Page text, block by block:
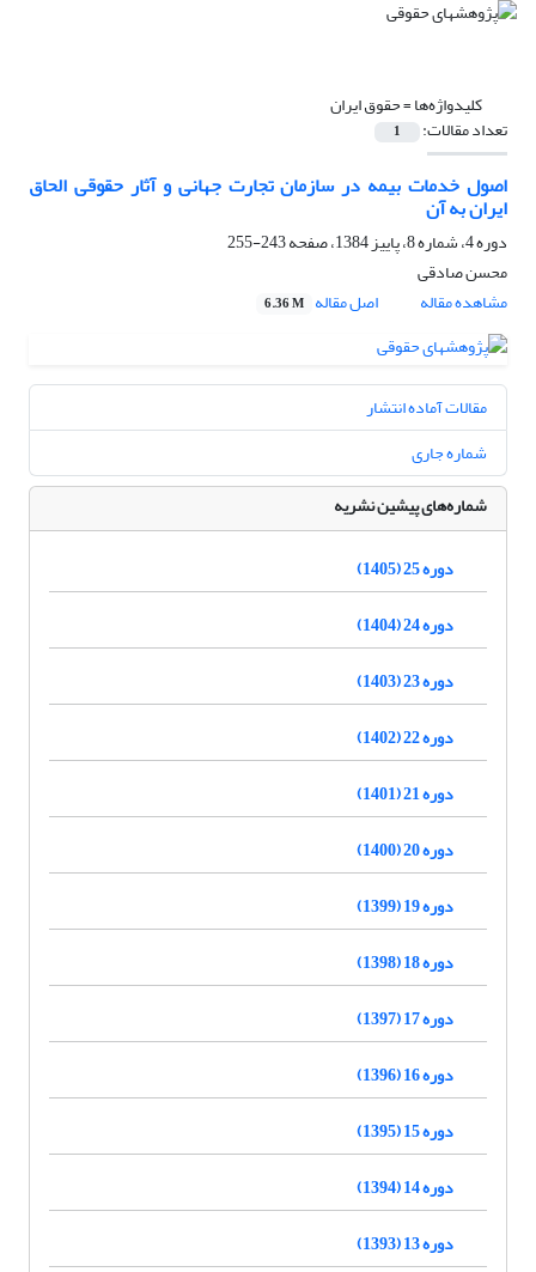
کلیدواژه‌ها =حقوق ایران‌
تعداد مقالات: 1
اصول‌ خدمات‌ بیمه‌ در سازمان‌ تجارت‌ جهانی‌ و آثار حقوقی‌ الحاق
ایران‌ به‌ آن
دوره 4، شماره 8، پاییز 1384، صفحه
243-255
محسن صادقی
مشاهده مقاله
اصل مقاله 6.36 M
مقالات آماده انتشار
شماره جاری
شماره‌های پیشین نشریه
دوره 25 (1405)
دوره 24 (1404)
دوره 23 (1403)
دوره 22 (1402)
دوره 21 (1401)
دوره 20 (1400)
دوره 19 (1399)
دوره 18 (1398)
دوره 17 (1397)
دوره 16 (1396)
دوره 15 (1395)
دوره 14 (1394)
دوره 13 (1393)